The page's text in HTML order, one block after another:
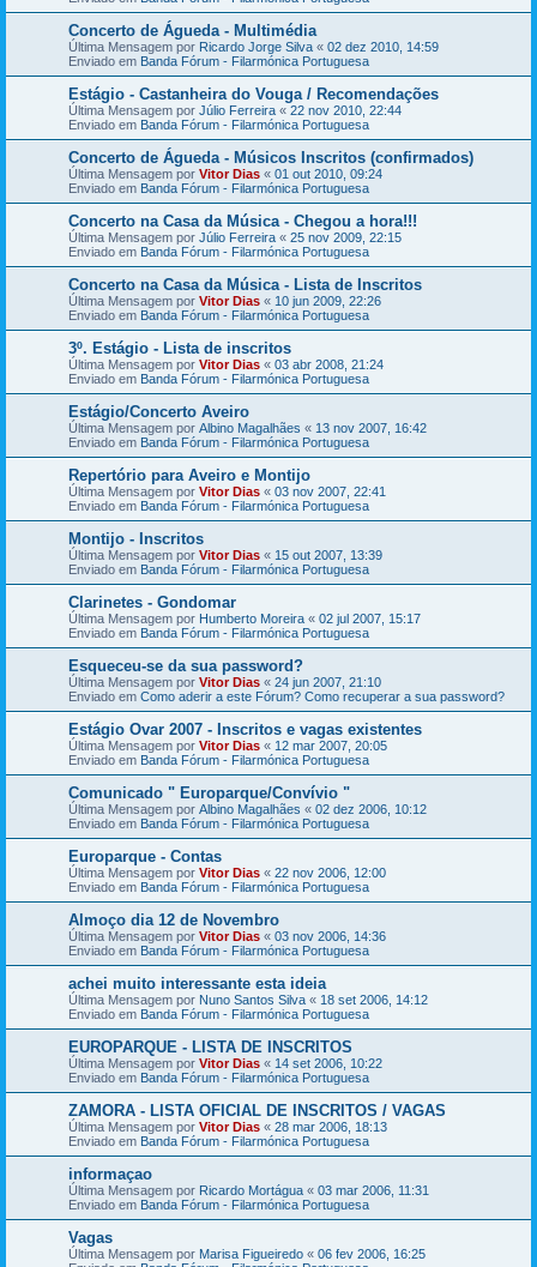
Concerto de Águeda - Multimédia
Última Mensagem por Ricardo Jorge Silva « 02 dez 2010, 14:59
Enviado em Banda Fórum - Filarmónica Portuguesa
Estágio - Castanheira do Vouga / Recomendações
Última Mensagem por Júlio Ferreira « 22 nov 2010, 22:44
Enviado em Banda Fórum - Filarmónica Portuguesa
Concerto de Águeda - Músicos Inscritos (confirmados)
Última Mensagem por Vitor Dias « 01 out 2010, 09:24
Enviado em Banda Fórum - Filarmónica Portuguesa
Concerto na Casa da Música - Chegou a hora!!!
Última Mensagem por Júlio Ferreira « 25 nov 2009, 22:15
Enviado em Banda Fórum - Filarmónica Portuguesa
Concerto na Casa da Música - Lista de Inscritos
Última Mensagem por Vitor Dias « 10 jun 2009, 22:26
Enviado em Banda Fórum - Filarmónica Portuguesa
3º. Estágio - Lista de inscritos
Última Mensagem por Vitor Dias « 03 abr 2008, 21:24
Enviado em Banda Fórum - Filarmónica Portuguesa
Estágio/Concerto Aveiro
Última Mensagem por Albino Magalhães « 13 nov 2007, 16:42
Enviado em Banda Fórum - Filarmónica Portuguesa
Repertório para Aveiro e Montijo
Última Mensagem por Vitor Dias « 03 nov 2007, 22:41
Enviado em Banda Fórum - Filarmónica Portuguesa
Montijo - Inscritos
Última Mensagem por Vitor Dias « 15 out 2007, 13:39
Enviado em Banda Fórum - Filarmónica Portuguesa
Clarinetes - Gondomar
Última Mensagem por Humberto Moreira « 02 jul 2007, 15:17
Enviado em Banda Fórum - Filarmónica Portuguesa
Esqueceu-se da sua password?
Última Mensagem por Vitor Dias « 24 jun 2007, 21:10
Enviado em Como aderir a este Fórum? Como recuperar a sua password?
Estágio Ovar 2007 - Inscritos e vagas existentes
Última Mensagem por Vitor Dias « 12 mar 2007, 20:05
Enviado em Banda Fórum - Filarmónica Portuguesa
Comunicado " Europarque/Convívio "
Última Mensagem por Albino Magalhães « 02 dez 2006, 10:12
Enviado em Banda Fórum - Filarmónica Portuguesa
Europarque - Contas
Última Mensagem por Vitor Dias « 22 nov 2006, 12:00
Enviado em Banda Fórum - Filarmónica Portuguesa
Almoço dia 12 de Novembro
Última Mensagem por Vitor Dias « 03 nov 2006, 14:36
Enviado em Banda Fórum - Filarmónica Portuguesa
achei muito interessante esta ideia
Última Mensagem por Nuno Santos Silva « 18 set 2006, 14:12
Enviado em Banda Fórum - Filarmónica Portuguesa
EUROPARQUE - LISTA DE INSCRITOS
Última Mensagem por Vitor Dias « 14 set 2006, 10:22
Enviado em Banda Fórum - Filarmónica Portuguesa
ZAMORA - LISTA OFICIAL DE INSCRITOS / VAGAS
Última Mensagem por Vitor Dias « 28 mar 2006, 18:13
Enviado em Banda Fórum - Filarmónica Portuguesa
informaçao
Última Mensagem por Ricardo Mortágua « 03 mar 2006, 11:31
Enviado em Banda Fórum - Filarmónica Portuguesa
Vagas
Última Mensagem por Marisa Figueiredo « 06 fev 2006, 16:25